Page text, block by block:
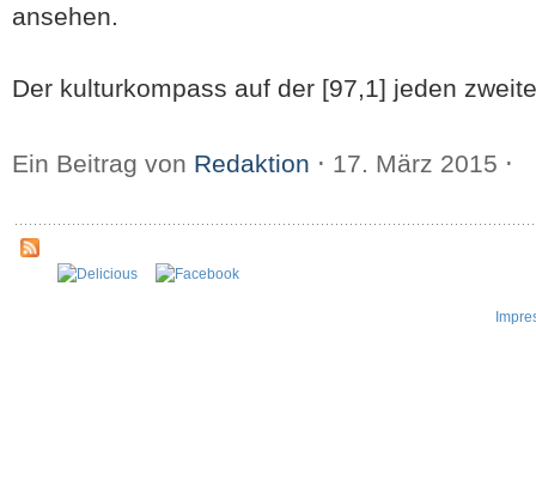
ansehen.
Der kulturkompass auf der [97,1] jeden
Ein Beitrag von Redaktion ⋅ 17. März 2015 ⋅